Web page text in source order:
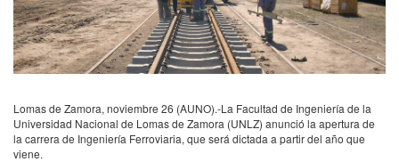
Lomas de Zamora, noviembre 26 (AUNO).-La Facultad de Ingeniería de la
Universidad Nacional de Lomas de Zamora (UNLZ) anunció la apertura de
la carrera de Ingeniería Ferroviaria, que será dictada a partir del año que
viene.